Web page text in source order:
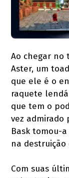
Ao chegar no
Aster, um
que ele é o
raquete
que tem o
vez admirado
Bask tomou-
na destruição
Com suas